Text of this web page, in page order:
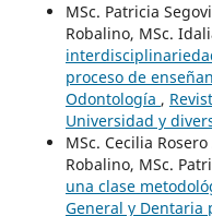
MSc. Patricia
Robalino, MSc.
proceso de
Odontología ,
Universidad y
MSc. Cecilia
Robalino, MSc.
una clase
General y